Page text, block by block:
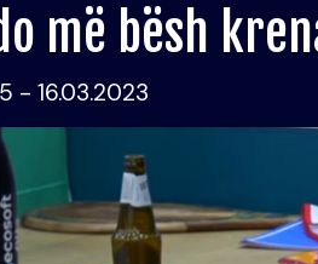
më bësh
- 16.03.2023